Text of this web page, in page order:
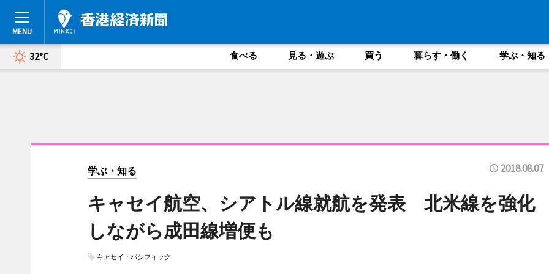
32°C 食べる 見る・遊ぶ 買う 暮らす・働く 学ぶ・知る
学ぶ・知る 2018.08.07
キャセイ航空、シアトル線就航を発表 北米線を強化
しながら成田線増便も
キャセイ・パシフィック